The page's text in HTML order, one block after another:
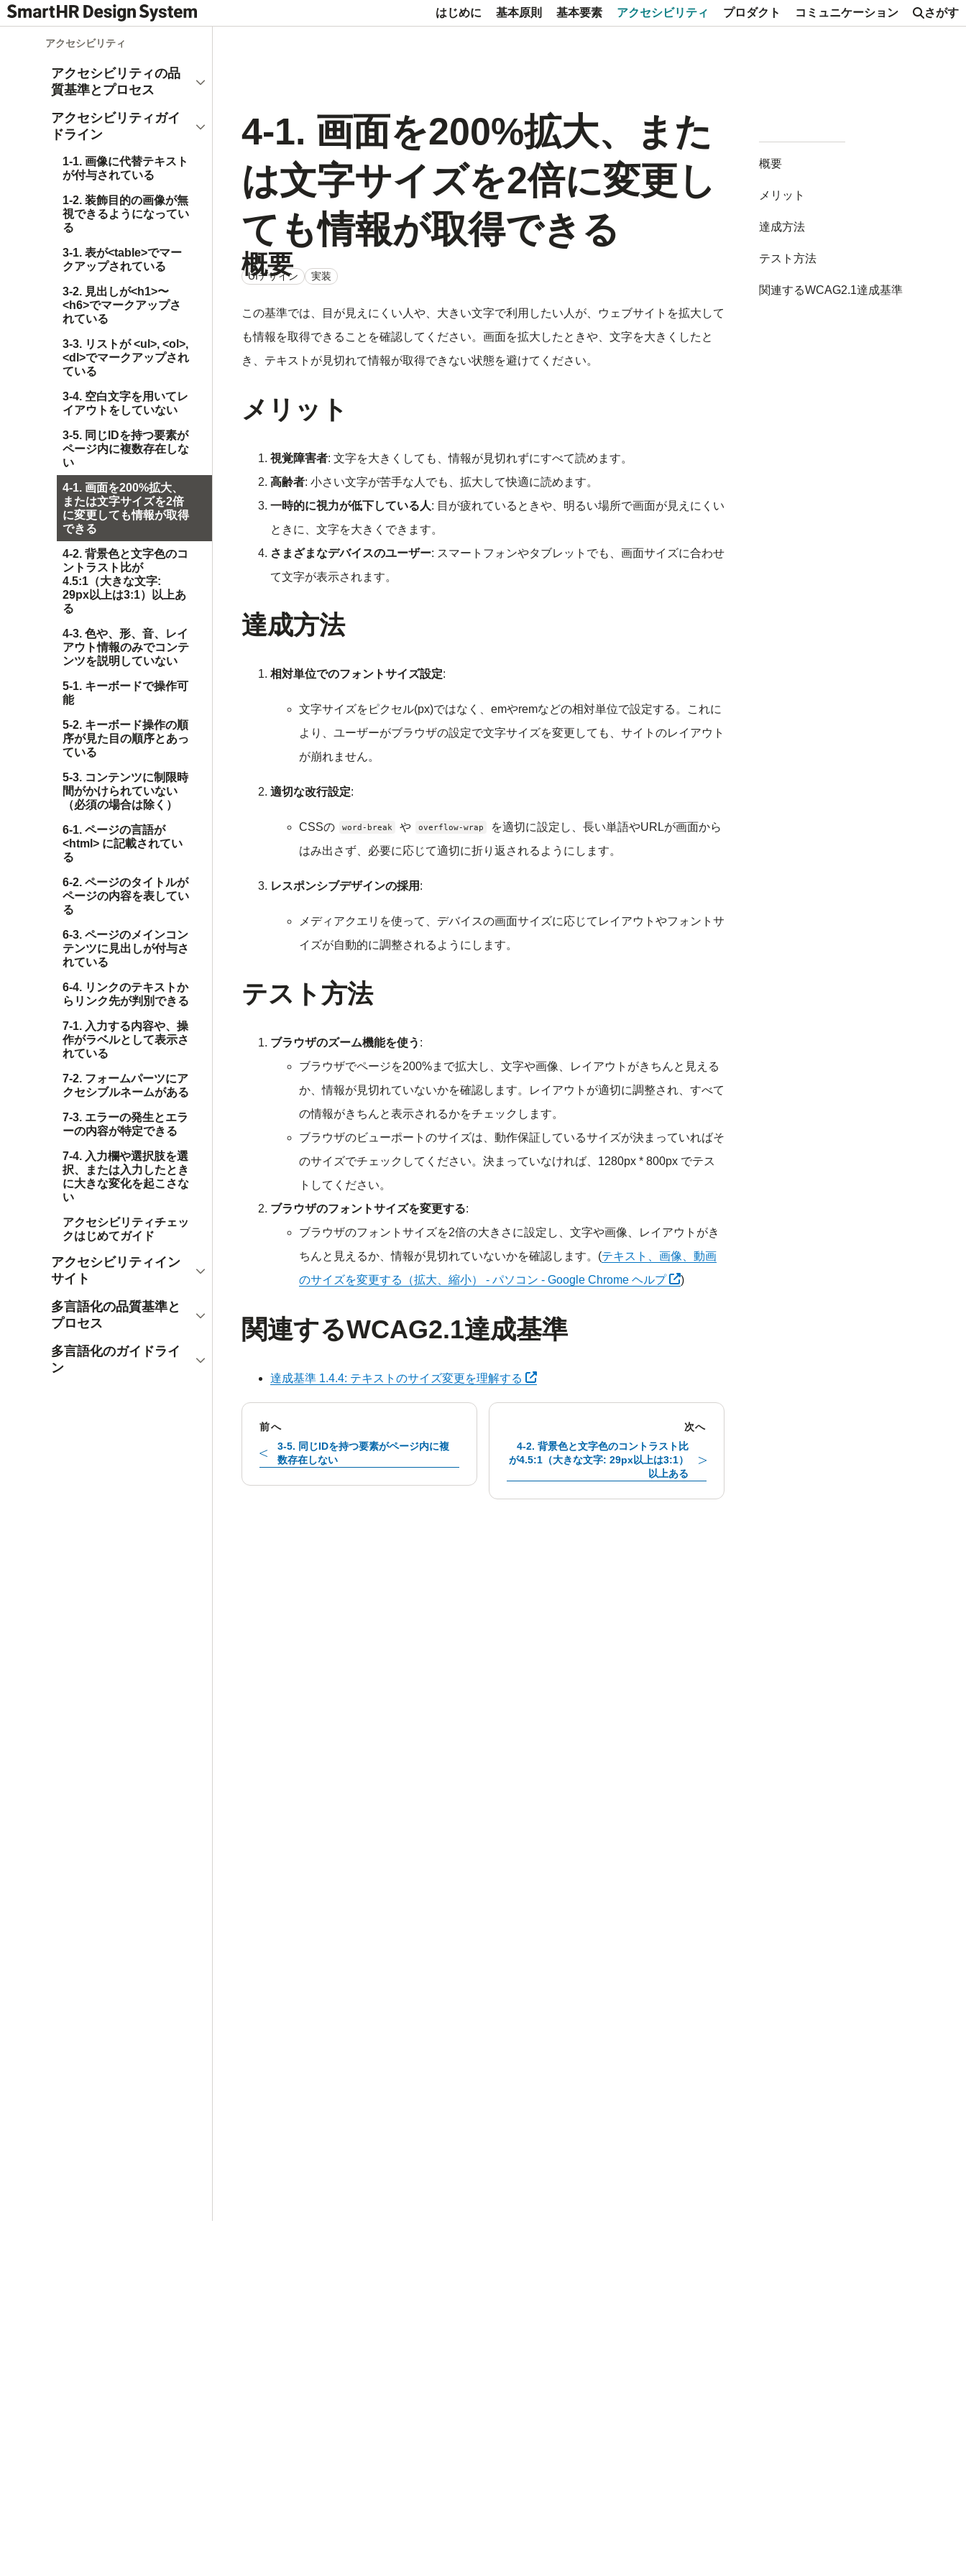
さがす
はじめに 基本原則 基本要素 アクセシビリティ プロダクト コミュニケーション
アクセシビリティ
アクセシビリティの品
質基準とプロセス
開く
アクセシビリティガイ
ドライン
閉じる
1-1. 画像に代替テキスト
が付与されている
1-2. 装飾目的の画像が無
視できるようになってい
る
3-1. 表が<table>でマー
クアップされている
3-2. 見出しが<h1>〜
<h6>でマークアップさ
れている
3-3. リストが <ul>, <ol>,
<dl>でマークアップされ
ている
3-4. 空白文字を用いてレ
イアウトをしていない
3-5. 同じIDを持つ要素が
ページ内に複数存在しな
い
4-1. 画面を200%拡大、
または文字サイズを2倍
に変更しても情報が取得
できる
4-2. 背景色と文字色のコ
ントラスト比が
4.5:1（大きな文字:
29px以上は3:1）以上あ
る
4-3. 色や、形、音、レイ
アウト情報のみでコンテ
ンツを説明していない
5-1. キーボードで操作可
能
5-2. キーボード操作の順
序が見た目の順序とあっ
ている
5-3. コンテンツに制限時
間がかけられていない
（必須の場合は除く）
6-1. ページの言語が
<html> に記載されてい
る
6-2. ページのタイトルが
ページの内容を表してい
る
6-3. ページのメインコン
テンツに見出しが付与さ
れている
6-4. リンクのテキストか
らリンク先が判別できる
7-1. 入力する内容や、操
作がラベルとして表示さ
れている
7-2. フォームパーツにア
クセシブルネームがある
7-3. エラーの発生とエラ
ーの内容が特定できる
7-4. 入力欄や選択肢を選
択、または入力したとき
に大きな変化を起こさな
い
アクセシビリティチェッ
クはじめてガイド
アクセシビリティイン
サイト
開く
多言語化の品質基準と
プロセス
開く
多言語化のガイドライ
ン
開く
概要
メリット
達成方法
テスト方法
関連するWCAG2.1達成基準
4-1. 画面を200%拡大、また
は文字サイズを2倍に変更し
ても情報が取得できる
UIデザイン 実装
概要
この基準では、目が見えにくい人や、大きい文字で利用したい人が、ウェブサイトを拡大して
も情報を取得できることを確認してください。画面を拡大したときや、文字を大きくしたと
き、テキストが見切れて情報が取得できない状態を避けてください。
メリット
視覚障害者: 文字を大きくしても、情報が見切れずにすべて読めます。
高齢者: 小さい文字が苦手な人でも、拡大して快適に読めます。
一時的に視力が低下している人: 目が疲れているときや、明るい場所で画面が見えにくい
ときに、文字を大きくできます。
さまざまなデバイスのユーザー: スマートフォンやタブレットでも、画面サイズに合わせ
て文字が表示されます。
達成方法
相対単位でのフォントサイズ設定:
文字サイズをピクセル(px)ではなく、emやremなどの相対単位で設定する。これに
より、ユーザーがブラウザの設定で文字サイズを変更しても、サイトのレイアウト
が崩れません。
適切な改行設定:
CSSの word-break や overflow-wrap
を適切に設定し、長い単語やURLが画面から
はみ出さず、必要に応じて適切に折り返されるようにします。
レスポンシブデザインの採用 :
メディアクエリを使って、デバイスの画面サイズに応じてレイアウトやフォントサ
イズが自動的に調整されるようにします。
テスト方法
ブラウザのズーム機能を使う :
ブラウザでページを200%まで拡大し、文字や画像、レイアウトがきちんと見える
か、情報が見切れていないかを確認します。レイアウトが適切に調整され、すべて
の情報がきちんと表示されるかをチェックします。
ブラウザのビューポートのサイズは、動作保証しているサイズが決まっていればそ
のサイズでチェックしてください。決まっていなければ、1280px * 800px でテス
トしてください。
ブラウザのフォントサイズを変更する:
ブラウザのフォントサイズを2倍の大きさに設定し、文字や画像、レイアウトがき
ちんと見えるか、情報が見切れていないかを確認します。(テキスト、画像、動画
のサイズを変更する（拡大、縮小） - パソコン - Google Chrome ヘルプ
)
関連するWCAG2.1達成基準
達成基準 1.4.4: テキストのサイズ変更を理解する
前へ
3-5. 同じIDを持つ要素がページ内に複
数存在しない
次へ
4-2. 背景色と文字色のコントラスト比
が4.5:1（大きな文字: 29px以上は3:1）
以上ある